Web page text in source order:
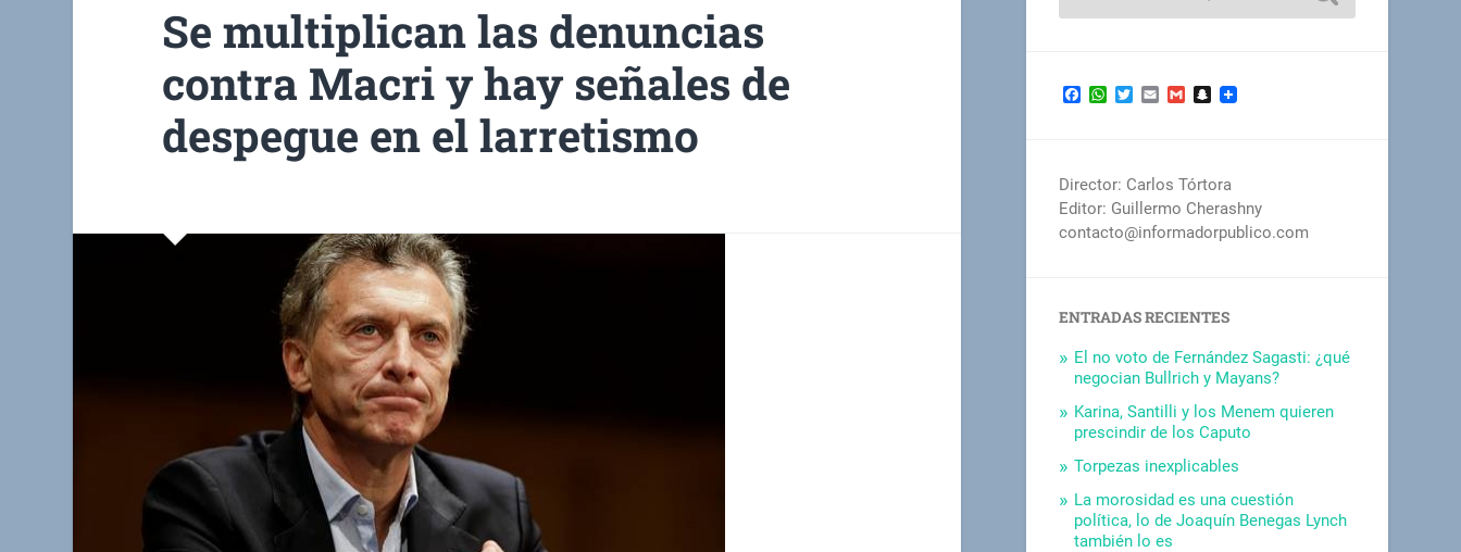
Se multiplican las denuncias
contra Macri y hay señales de
despegue en el larretismo
Facebook
WhatsApp
TwitterEmailGmailSnapchat
Director: Carlos Tórtora
Editor: Guillermo Cherashny
contacto@informadorpublico.com
ENTRADAS RECIENTES
El no voto de Fernández Sagasti: ¿qué
negocian Bullrich y Mayans?
Karina, Santilli y los Menem quieren
prescindir de los Caputo
Torpezas inexplicables
La morosidad es una cuestión
política, lo de Joaquín Benegas Lynch
también lo es